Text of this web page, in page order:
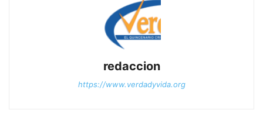
redaccion
https://www.verdadyvida.org